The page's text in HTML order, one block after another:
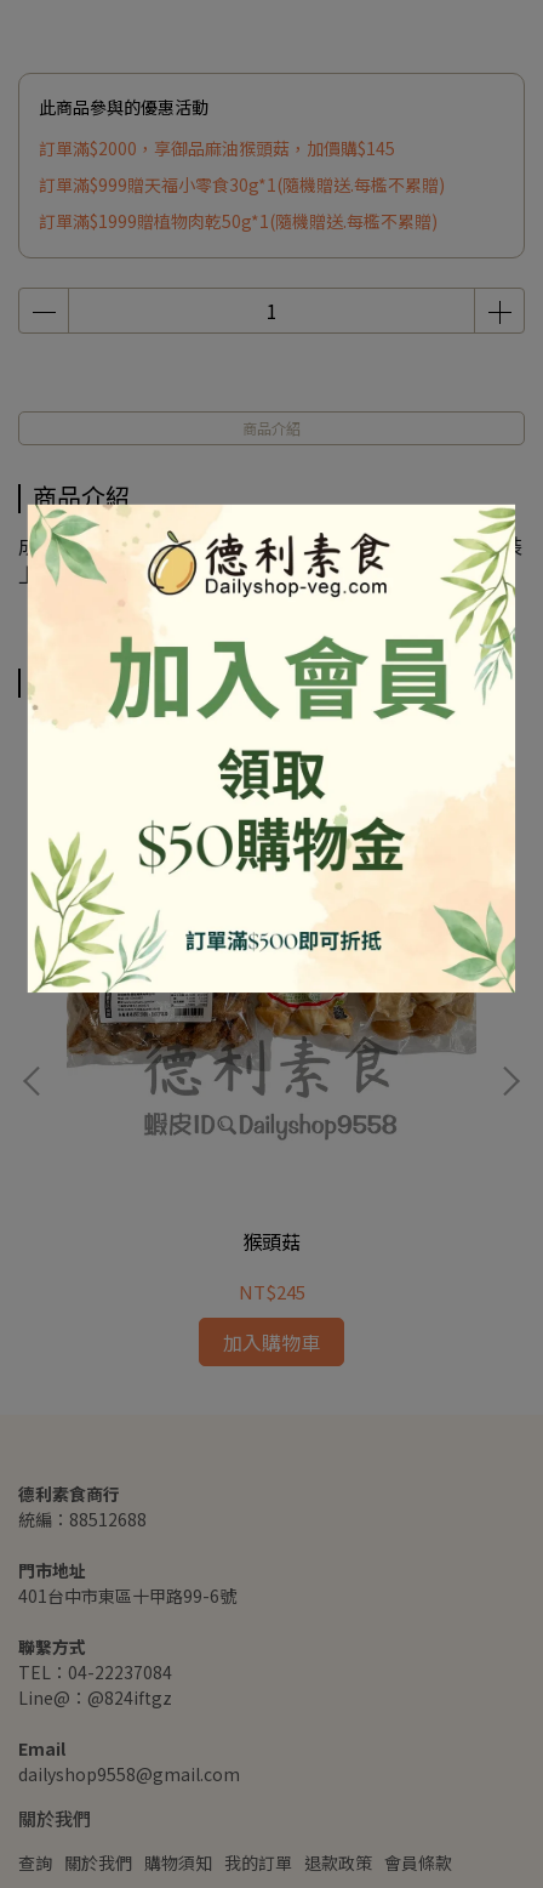
此商品參與的優惠活動
訂單滿$2000，享御品麻油猴頭菇，加價購$145
訂單滿$999贈天福小零食30g*1(隨機贈送.每檻不累贈)
訂單滿$1999贈植物肉乾50g*1(隨機贈送.每檻不累贈)
商品介紹
商品介紹
成份及營養標示如圖所示，若與圖片有差異時，以實際包裝
上標示為準
相關商品
猴頭菇
NT$245
加入購物車
德利素食商行
統編：88512688
門市地址
401台中市東區十甲路99-6號
聯繫方式
TEL：04-22237084
Line@：@824iftgz
Email
dailyshop9558@gmail.com
關於我們
查詢 關於我們 購物須知 我的訂單 退款政策 會員條款